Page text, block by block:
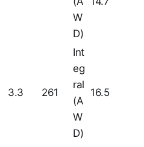
W
D)
3.3 261
Int
eg
ral
(A
W
D)
16.5